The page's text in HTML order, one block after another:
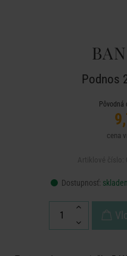
Podnos
Pôvodná
cena
Dostupnosť: